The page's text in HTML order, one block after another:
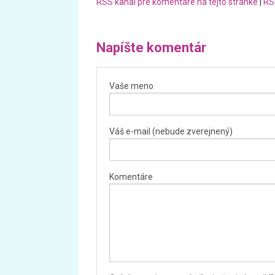
Napíšte komentár
Vaše meno
Váš e-mail (nebude zverejnený)
Komentáre